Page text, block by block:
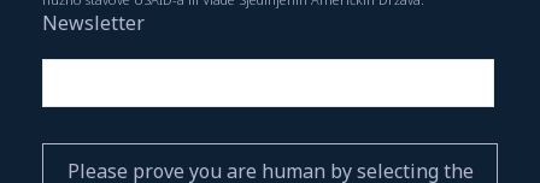
Newsletter
Please prove you are human by selecting the